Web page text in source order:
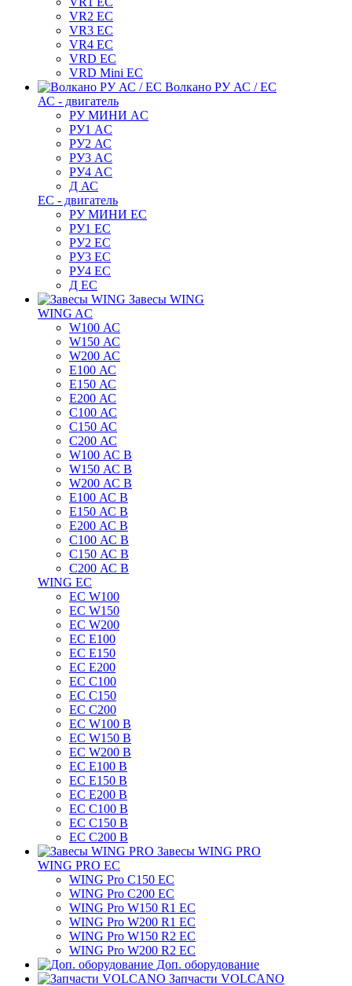
VR2 EC
VR3 EC
VR4 EC
VRD EC
VRD Mini EC
Волкано РУ АС / ЕС
АС - двигатель
РУ МИНИ AC
РУ1 AC
РУ2 АС
РУ3 AC
РУ4 AC
Д АС
ЕС - двигатель
РУ МИНИ EC
РУ1 EC
РУ2 EC
РУ3 EC
РУ4 EC
Д ЕС
Завесы WING
WING AC
W100 АС
W150 АС
W200 АС
E100 АС
E150 АС
E200 АС
C100 АС
C150 АС
C200 АС
W100 АС B
W150 АС B
W200 АС B
E100 АС B
E150 АС B
E200 АС B
C100 АС B
C150 АС B
C200 АС B
WING EC
ЕС W100
ЕС W150
ЕС W200
ЕС E100
ЕС E150
ЕС E200
ЕС C100
EC C150
ЕС C200
ЕС W100 B
ЕС W150 B
ЕС W200 B
ЕС E100 B
ЕС E150 B
ЕС E200 B
ЕС C100 B
EC C150 B
ЕС C200 B
Завесы WING PRO
WING PRO EC
WING Pro C150 EC
WING Pro C200 EC
WING Pro W150 R1 EC
WING Pro W200 R1 EC
WING Pro W150 R2 EC
WING Pro W200 R2 EC
Доп. оборудование
Запчасти VOLCANO